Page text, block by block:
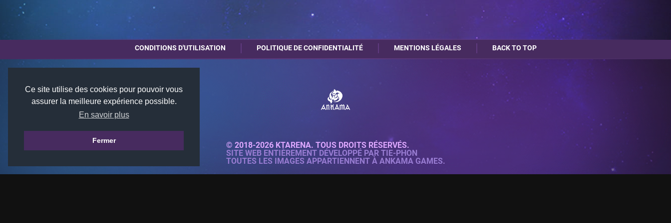
Ce site utilise des cookies pour pouvoir vous
assurer la meilleure expérience possible.
En savoir plus
Fermer
CONDITIONS D'UTILISATION POLITIQUE DE CONFIDENTIALITÉ MENTIONS LÉGALES BACK TO TOP
© 2018-2026 KTARENA. TOUS DROITS RÉSERVÉS.
SITE WEB ENTIÈREMENT DÉVELOPPÉ PAR TIE-PHON
TOUTES LES IMAGES APPARTIENNENT À ANKAMA GAMES.